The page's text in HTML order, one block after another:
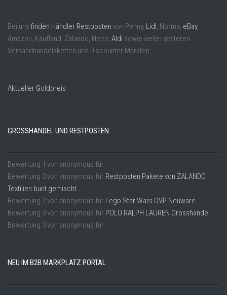
Bei uns finden Händler Restposten von Penny, Lidl , Norma, eBay,
Amazon, Kaufland, Zalando, Netto, Aldi sowie vielen weiteren
Versandhandelsketten und Discounter Märkten.
Aktueller Goldpreis
GROSSHANDEL UND RESTPOSTEN
Bewertung 1 von anonymous für
Bewertung 3von anonymous für Restposten Pakete von ZALANDO
Textilien bunt gemischt
Bewertung 2von anonymous für Lego Star Wars OVP Neuware
Bewertung 3von anonymous für POLO RALPH LAUREN Grosshandel
Bewertung 3von anonymous für
NEU IM B2B MARKPLATZ PORTAL